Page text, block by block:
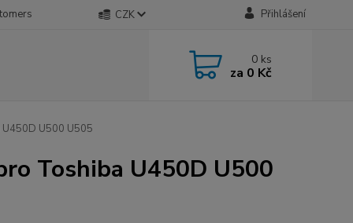
CZK Přihlášení
0 ks
za 0 Kč
U450D U500 U505
Toshiba U450D U500